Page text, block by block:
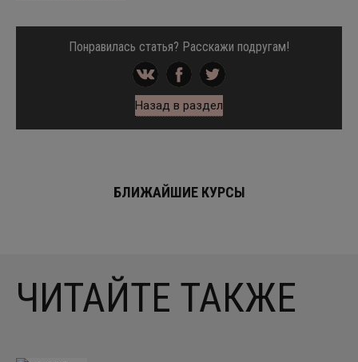
Понравилась статья? Расскажи подругам!
Назад в раздел
БЛИЖАЙШИЕ КУРСЫ
ЧИТАЙТЕ ТАКЖЕ